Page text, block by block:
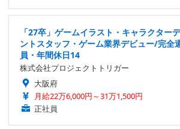
「27卒」ゲームイラスト・キャラクター
ントスタッフ・ゲーム業界デビュー/完全
員・年間休日14
株式会社プロジェクトトリガー
大阪府
月給22万6,000円～31万1,500円
正社員